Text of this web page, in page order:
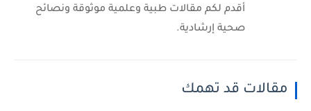
أقدم لكم مقالات طبية وعلمية موثوقة ونصائح
صحية إرشادية.
مقالات قد تهمك